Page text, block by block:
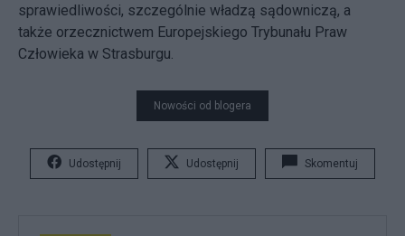
sprawiedliwości, szczególnie władzą sądowniczą, a
także orzecznictwem Europejskiego Trybunału Praw
Człowieka w Strasburgu.
Nowości od blogera
Udostępnij Udostępnij Skomentuj